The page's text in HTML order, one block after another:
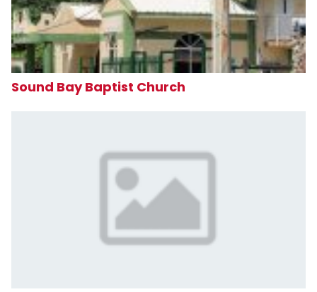
Sound Bay Baptist Church